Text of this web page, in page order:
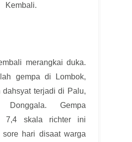
Kembali.
merangkai duka.
gempa di Lombok,
dahsyat terjadi di Palu,
Gempa
7,4 skala richter ini
hari disaat warga